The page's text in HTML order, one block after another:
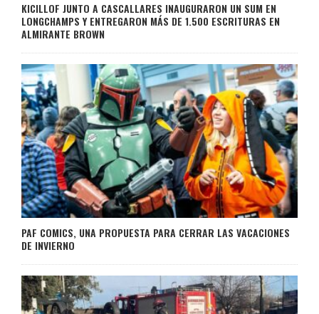
KICILLOF JUNTO A CASCALLARES INAUGURARON UN SUM EN
LONGCHAMPS Y ENTREGARON MÁS DE 1.500 ESCRITURAS EN
ALMIRANTE BROWN
PAF COMICS, UNA PROPUESTA PARA CERRAR LAS VACACIONES
DE INVIERNO